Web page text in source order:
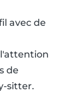
avec de
de
sitter.